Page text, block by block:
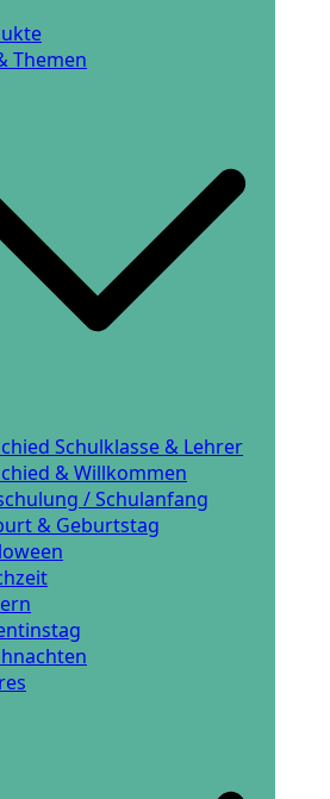
Themen
Schulklasse & Lehrer
& Willkommen
/ Schulanfang
& Geburtstag